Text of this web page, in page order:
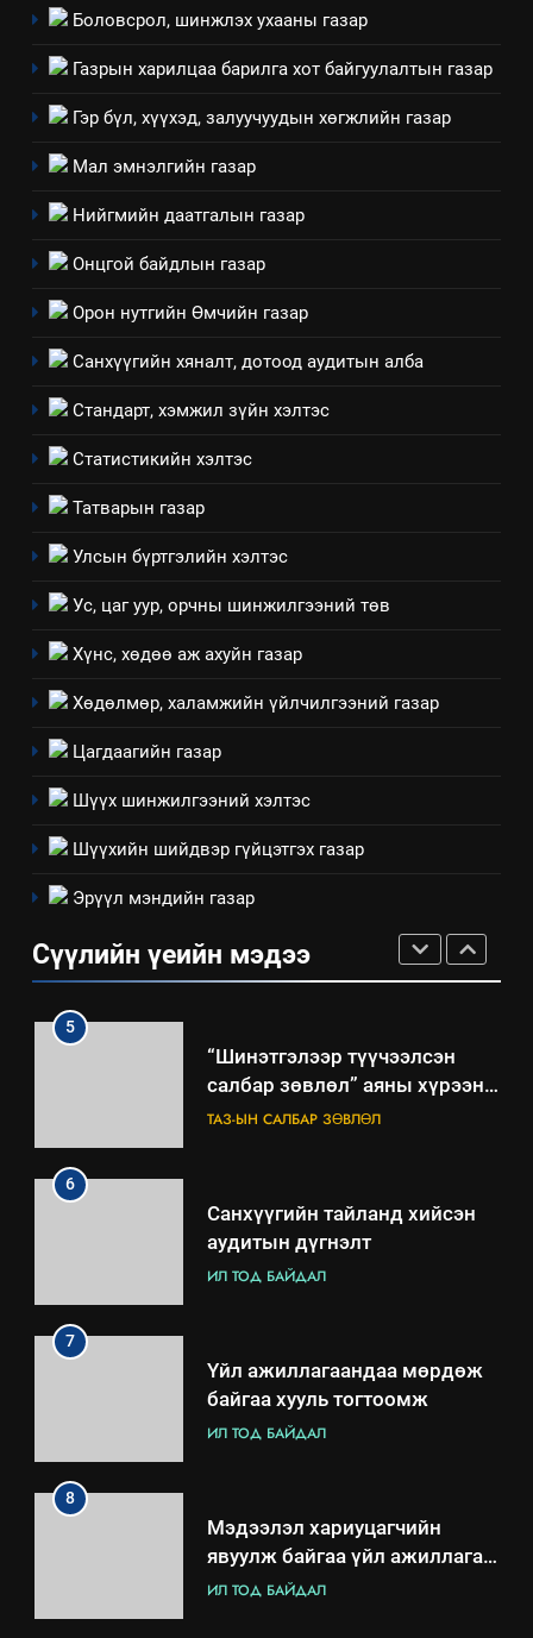
Боловсрол, шинжлэх ухааны газар
Газрын харилцаа барилга хот байгуулалтын газар
Гэр бүл, хүүхэд, залуучуудын хөгжлийн газар
Мал эмнэлгийн газар
Нийгмийн даатгалын газар
Онцгой байдлын газар
Орон нутгийн Өмчийн газар
Санхүүгийн хяналт, дотоод аудитын алба
Стандарт, хэмжил зүйн хэлтэс
Статистикийн хэлтэс
Татварын газар
Улсын бүртгэлийн хэлтэс
Ус, цаг уур, орчны шинжилгээний төв
Хүнс, хөдөө аж ахуйн газар
Хөдөлмөр, халамжийн үйлчилгээний газар
Цагдаагийн газар
Шүүх шинжилгээний хэлтэс
Шүүхийн шийдвэр гүйцэтгэх газар
Эрүүл мэндийн газар
Сүүлийн үеийн мэдээ
ИЛ ТОД БАЙДАЛ
Үйл ажиллагаандаа мөрдөж
ИЛ ТОД БАЙДАЛ
Мэдээлэл хариуцагчийн
явуулж байгаа үйл ажиллагаа,
үйлдвэрлэл, үйлчилгээ,
ашиглаж байгаа техник,
эрүүл мэнд, байгаль орчинд
нөлөөллийн талаарх
1
долоо хоног-2025
2
ШИЙДНЭ” ӨДРИЙГ ЗОХИОН
БАЙГУУЛНА
ЗАР ТАЗ-ЫН САЛБАР ЗӨВЛӨЛ
3
Төрийн албаны зөвлөлийн
Архангай аймаг дахь салбар
зөвлөлийн 2025 оны үйл
ажиллагааны жилийн
ТАЗ-ЫН САЛБАР ЗӨВЛӨЛ
5
“Шинэтгэлээр түүчээлсэн
салбар зөвлөл” аяны хүрээнд
зохион байгуулах арга
ТАЗ-ЫН САЛБАР ЗӨВЛӨЛ
6
Санхүүгийн тайланд хийсэн
аудитын дүгнэлт
ИЛ ТОД БАЙДАЛ
7
Үйл ажиллагаандаа мөрдөж
байгаа хууль тогтоомж
ИЛ ТОД БАЙДАЛ
8
Мэдээлэл хариуцагчийн
явуулж байгаа үйл ажиллагаа,
үйлдвэрлэл, үйлчилгээ,
ИЛ ТОД БАЙДАЛ